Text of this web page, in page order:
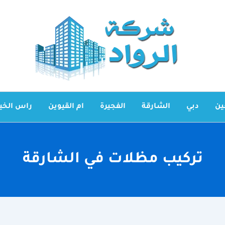
دبي الشارقة الفجيرة ام القيوين راس
تركيب مظلات في الشارقة